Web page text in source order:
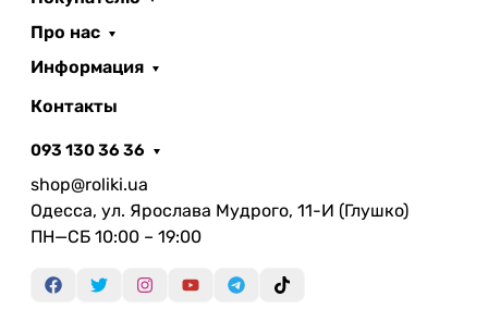
Про нас
Информация
Контакты
093 130 36 36
shop@roliki.ua
Одесса, ул. Ярослава Мудрого, 11-И (Глушко)
ПН—СБ 10:00 – 19:00